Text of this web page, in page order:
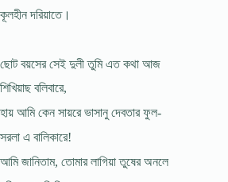
কূলহীন দরিয়াতে।
ছোট বয়সের সেই দুলী তুমি এত কথা আজ
শিখিয়াছ বলিবারে,
হায় আমি কেন সায়রে ভাসানু দেবতার ফুল-
সরলা এ বালিকারে!
আমি জানিতাম, তোমার লাগিয়া তুষের অনলে